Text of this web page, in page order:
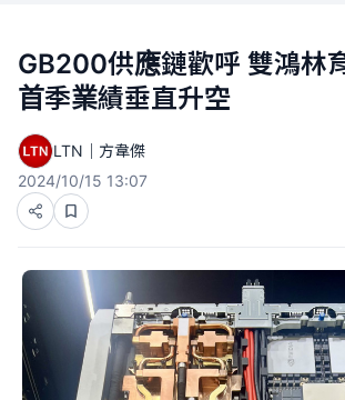
GB200供應鏈歡呼 雙鴻林
首季業績垂直升空
LTN｜方韋傑
2024/10/15 13:07